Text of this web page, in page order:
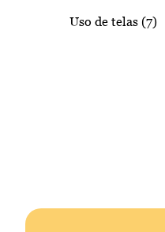
Uso de telas (7)